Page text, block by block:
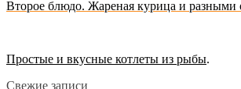
Второе блюдо. Жареная курица и разными
Простые и вкусные котлеты из рыбы.
Свежие записи